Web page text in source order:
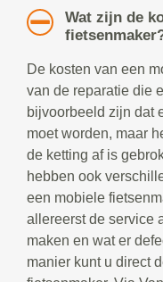
Wat zijn de
De kosten van een
van de reparatie die
bijvoorbeeld zijn dat
moet worden, maar
de ketting af is
hebben ook
een mobiele
allereerst de service
maken en wat er
manier kunt u direct